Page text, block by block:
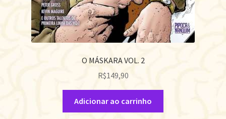
O MÁSKARA VOL. 2
R$149,90
Adicionar ao carrinho